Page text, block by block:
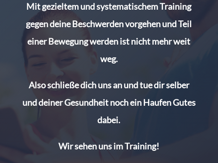
Mit gezieltem und systematischem Training
gegen deine Beschwerden vorgehen und Teil
einer Bewegung werden ist nicht mehr weit
weg.
Also schließe dich uns an und tue dir selber
und deiner Gesundheit noch ein Haufen Gutes
dabei.
Wir sehen uns im Training!